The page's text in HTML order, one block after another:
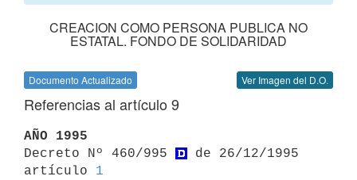
CREACION COMO PERSONA PUBLICA NO
ESTATAL. FONDO DE SOLIDARIDAD
Documento Actualizado Ver Imagen del D.O.
Referencias al artículo 9
AÑO 1995
Decreto Nº 460/995
de 26/12/1995
artículo 1